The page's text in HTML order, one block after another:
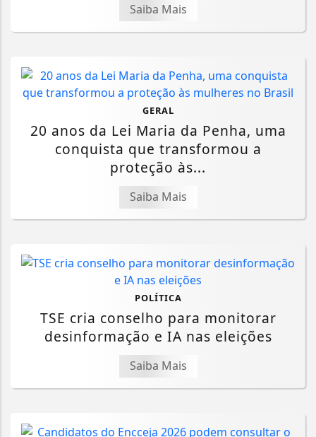
Saiba Mais
GERAL
20 anos da Lei Maria da Penha, uma
conquista que transformou a
proteção às...
Saiba Mais
POLÍTICA
TSE cria conselho para monitorar
desinformação e IA nas eleições
Saiba Mais